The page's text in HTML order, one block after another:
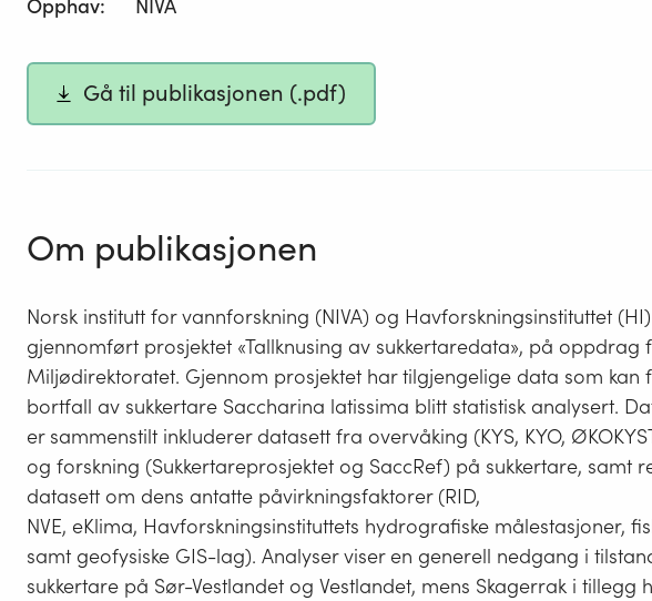
Opphav: NIVA
Gå til publikasjonen (.pdf)
Om publikasjonen
Norsk institutt for vannforskning (NIVA) og Havforskningsinstituttet
gjennomført prosjektet «Tallknusing av sukkertaredata», på oppdrag
Miljødirektoratet. Gjennom prosjektet har tilgjengelige data som kan
bortfall av sukkertare Saccharina latissima blitt statistisk analysert.
er sammenstilt inkluderer datasett fra overvåking (KYS, KYO,
og forskning (Sukkertareprosjektet og SaccRef) på sukkertare, samt
datasett om dens antatte påvirkningsfaktorer (RID,
NVE, eKlima, Havforskningsinstituttets hydrografiske målestasjoner,
samt geofysiske GIS-lag). Analyser viser en generell nedgang i
sukkertare på Sør-Vestlandet og Vestlandet, mens Skagerrak i tillegg